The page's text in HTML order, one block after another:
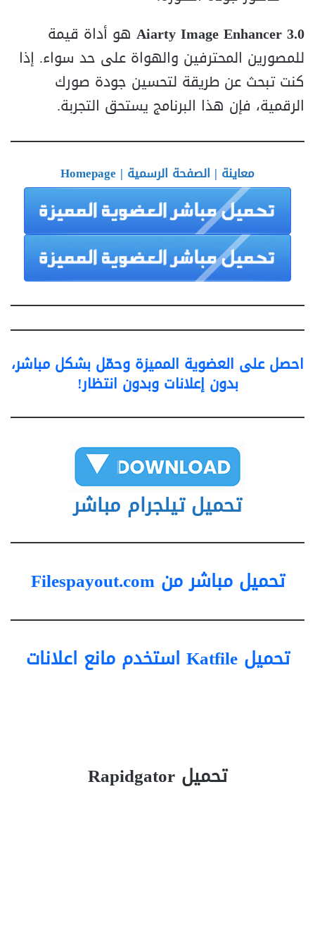
Aiarty Image Enhancer 3.0 هو أداة قيمة
للمصورين المحترفين والهواة على حد سواء. إذا
كنت تبحث عن طريقة لتحسين جودة صورك
الرقمية، فإن هذا البرنامج يستحق التجربة.
معاينة | الصفحة الرسمية | Homepage
احصل على العضوية المميزة وحمّل بشكل مباشر،
بدون إعلانات وبدون انتظار!
تحميل تيلجرام مباشر
تحميل مباشر من Filespayout.com
تحميل Katfile استخدم مانع اعلانات
تحميل Rapidgator